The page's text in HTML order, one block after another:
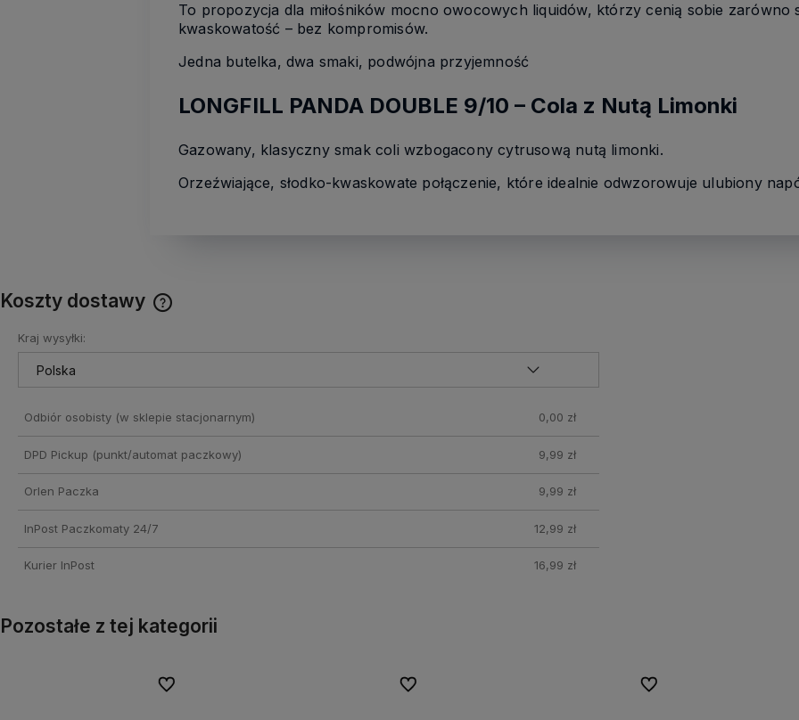
To propozycja dla miłośników mocno owocowych liquidów, którzy cenią sobie zarówno
kwaskowatość – bez kompromisów.
Jedna butelka, dwa smaki, podwójna przyjemność
LONGFILL PANDA DOUBLE 9/10 – Cola z Nutą Limonki
Gazowany, klasyczny smak coli wzbogacony cytrusową nutą limonki.
Orzeźwiające, słodko-kwaskowate połączenie, które idealnie odwzorowuje ulubiony
Koszty dostawy
Kraj wysyłki:
Odbiór osobisty(w sklepie stacjonarnym) 0,00 zł
DPD Pickup (punkt/automat paczkowy) 9,99 zł
Orlen Paczka 9,99 zł
InPost Paczkomaty 24/7 12,99 zł
Kurier InPost 16,99 zł
Pozostałe z tej kategorii